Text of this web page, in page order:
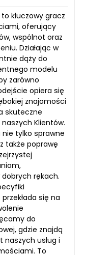
kluczowy gracz
oferujący
wspólnot oraz
Działając w
dąży do
modelu
zarówno
opiera się
znajomości
skuteczne
Klientów.
tylko sprawne
także poprawę
rękach.
się na
do
gdzie znajdą
usług i
To